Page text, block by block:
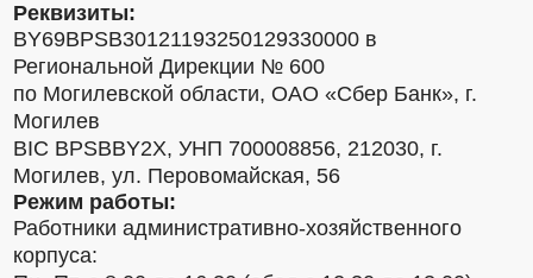
Реквизиты:
BY69BPSB30121193250129330000 в
Региональной Дирекции № 600
по Могилевской области, ОАО «Сбер Банк», г.
Могилев
BIC BPSBBY2X, УНП 700008856, 212030, г.
Могилев, ул. Перовомайская, 56
Режим работы:
Работники административно-хозяйственного
корпуса: